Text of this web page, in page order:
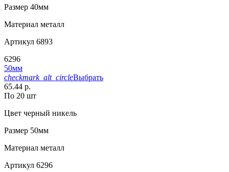
Размер 40мм
Материал металл
Артикул 6893
6296
50мм
checkmark_alt_circleВыбрать
65.44 р.
По 20 шт
Цвет черный никель
Размер 50мм
Материал металл
Артикул 6296